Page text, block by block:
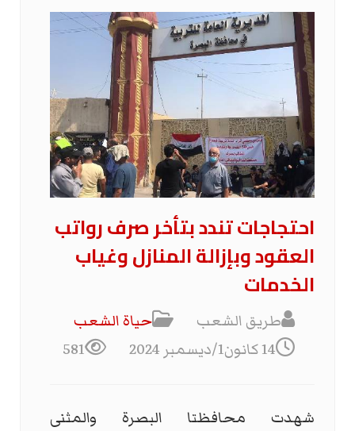
احتجاجات تندد بتأخر صرف رواتب
العقود وبإزالة المنازل وغياب
الخدمات
طريق الشعب
حياة الشعب
14 كانون1/ديسمبر 2024
581
شهدت محافظتا البصرة والمثنى